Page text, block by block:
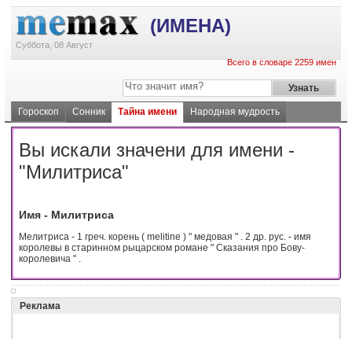
(ИМЕНА)
Суббота, 08 Август
Всего в словаре 2259 имен
Гороскоп Сонник Тайна имени Народная мудрость
Вы искали значени для имени -
"Милитриса"
Имя - Милитриса
Мелитриса - 1 греч. корень ( melitine ) " медовая " . 2 др. рус. - имя
королевы в старинном рыцарском романе " Сказания про Бову-
королевича " .
Реклама